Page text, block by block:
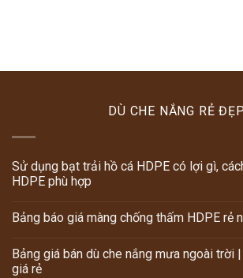
DÙ CHE NẮNG RẺ ĐẸP
Sử dụng bạt trải hồ cá HDPE có lợi gì,
HDPE phù hợp
Bảng báo giá màng chống thấm HDPE rẻ
Bảng giá bán dù che nắng mưa ngoài trời
giá rẻ